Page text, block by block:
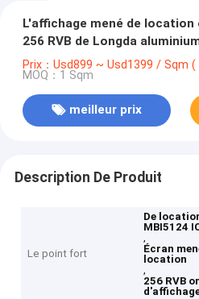
L'affichage mené de location
256 RVB de Longda
mécanique sous pression
Prix：Usd899 ~ Usd1399 / Sqm
MOQ：1 Sqm
meilleur prix
Description De Produit
Le point fort
De
MBI5124
,
Écran
location
,
256 RVB